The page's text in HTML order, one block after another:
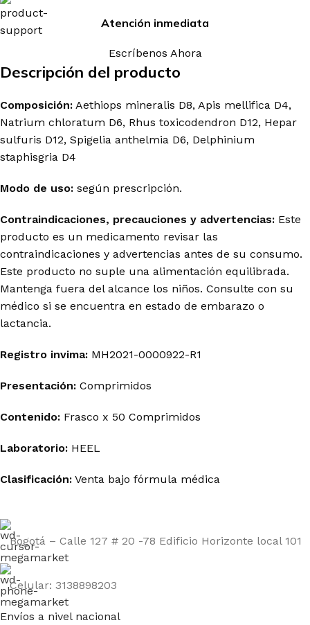
Atención inmediata
Escríbenos Ahora
Descripción del producto
Composición: Aethiops mineralis D8, Apis mellifica D4,
Natrium chloratum D6, Rhus toxicodendron D12, Hepar
sulfuris D12, Spigelia anthelmia D6, Delphinium
staphisgria D4
Modo de uso: según prescripción.
Contraindicaciones, precauciones y advertencias: Este
producto es un medicamento revisar las
contraindicaciones y advertencias antes de su consumo.
Este producto no suple una alimentación equilibrada.
Mantenga fuera del alcance los niños. Consulte con su
médico si se encuentra en estado de embarazo o
lactancia.
Registro invima: MH2021-0000922-R1
Presentación: Comprimidos
Contenido: Frasco x 50 Comprimidos
Laboratorio: HEEL
Clasificación: Venta bajo fórmula médica
Bogotá – Calle 127 # 20 -78 Edificio Horizonte local 101
Celular: 3138898203
Envíos a nivel nacional